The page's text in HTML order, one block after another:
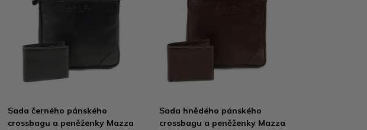
Sada černého pánského
crossbagu a peněženky Mazza
Sada hnědého pánského
crossbagu a peněženky Mazza